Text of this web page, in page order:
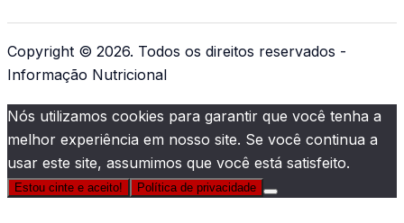
Copyright © 2026. Todos os direitos reservados -
Informação Nutricional
Nós utilizamos cookies para garantir que você tenha a
melhor experiência em nosso site. Se você continua a
usar este site, assumimos que você está satisfeito.
Estou cinte e aceito! Política de privacidade